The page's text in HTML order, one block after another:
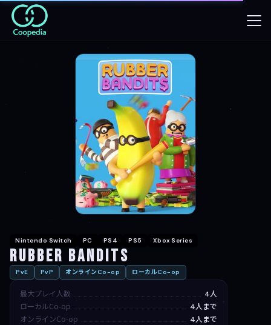
Nintendo Switch PC PS4 PS5 Xbox Series
Rubber Bandits
PvE PvP オンラインCo-op ローカルCo-op
最大プレイ人数 4人
ローカルCo-op 4人まで
オンラインCo-op 4人まで